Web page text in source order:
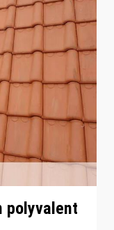
polyvalent